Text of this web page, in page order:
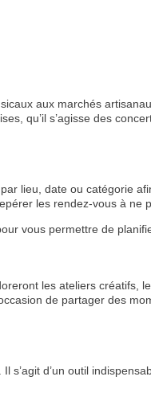
LES
S'ABONNER
aux marchés
qu’il s’agisse des
lieu, date ou catégorie
les rendez-vous à ne
vous permettre de
les ateliers créatifs,
de partager des
s’agit d’un outil